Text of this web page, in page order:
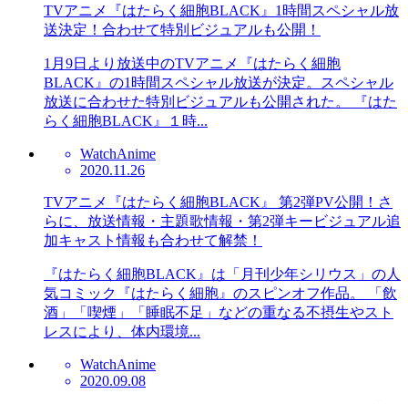
TVアニメ『はたらく細胞BLACK』1時間スペシャル放
送決定！合わせて特別ビジュアルも公開！
1月9日より放送中のTVアニメ『はたらく細胞
BLACK』の1時間スペシャル放送が決定。スペシャル
放送に合わせた特別ビジュアルも公開された。 『はた
らく細胞BLACK』１時...
WatchAnime
2020.11.26
TVアニメ『はたらく細胞BLACK』 第2弾PV公開！さ
らに、放送情報・主題歌情報・第2弾キービジュアル追
加キャスト情報も合わせて解禁！
『はたらく細胞BLACK』は「月刊少年シリウス」の人
気コミック『はたらく細胞』のスピンオフ作品。 「飲
酒」「喫煙」「睡眠不足」などの重なる不摂生やスト
レスにより、体内環境...
WatchAnime
2020.09.08